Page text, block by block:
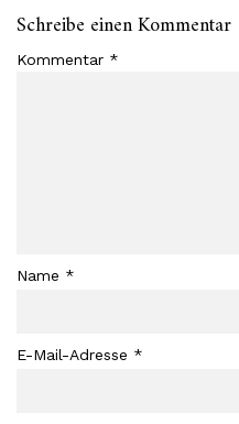
Schreibe einen Kommentar
Kommentar *
Name *
E-Mail-Adresse *